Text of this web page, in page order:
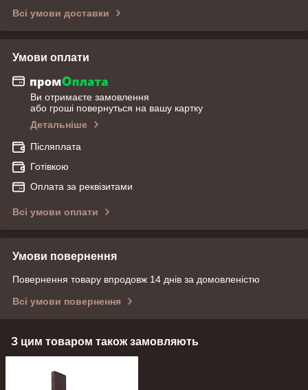
Всі умови доставки
Умови оплати
Ви отримаєте замовлення
або гроші повернуться на вашу картку
Детальніше
Післяплата
Готівкою
Оплата за реквізитами
Всі умови оплати
Умови повернення
Повернення товару впродовж 14 днів за домовленістю
Всі умови повернення
З цим товаром також замовляють